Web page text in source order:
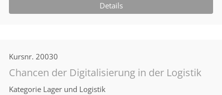
Details
Kursnr. 20030
Chancen der Digitalisierung in der Logistik
Kategorie Lager und Logistik